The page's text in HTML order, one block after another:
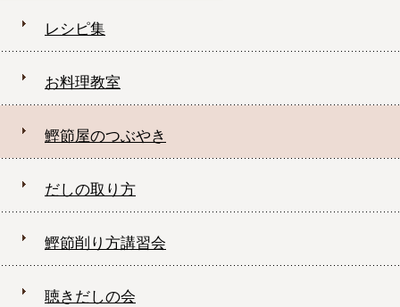
レシピ集
お料理教室
鰹節屋のつぶやき
だしの取り方
鰹節削り方講習会
聴きだしの会